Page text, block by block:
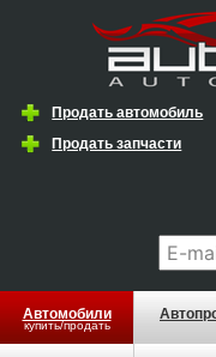
Продать автомобиль
Продать запчасти
Автомобили
купить/продать